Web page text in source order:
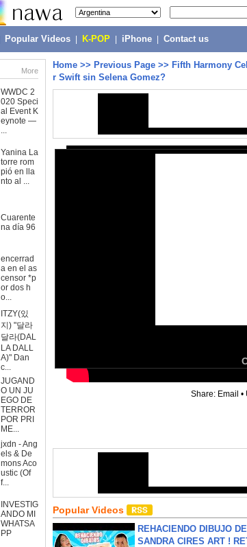
Popular Videos K-POP iPhone Contact us
More
WWDC 2
020 Speci
al Event K
eynote —
...
Yanina La
torre rom
pió en lla
nto al ...
Cuarente
na día 96
encerrad
a en el as
censor *p
or dos h
o...
ITZY(있
지) "달라
달라(DAL
LA DALL
A)" Dan
c...
JUGAND
O UN JU
EGO DE
TERROR
POR PRI
ME...
jxdn - Ang
els & De
mons Aco
ustic (Of
f...
INVESTIG
ANDO MI
WHATSA
PP
Home >> Previous Page >> Fifth Harmony
r Swift sin Selena Gomez?
Share: Email •
Popular Videos
REHACIENDO DIBUJO DE
SANDRA CIRES ART !